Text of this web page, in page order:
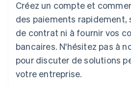
Créez un compte et
des paiements rapidement,
de contrat ni à fournir vos
bancaires. N'hésitez pas à
pour discuter de solutions
votre entreprise.
English
Liechtenstein
Deutsch English
Lituanie
English
Luxembourg
FrançaisDeutschEnglish
Malaisie